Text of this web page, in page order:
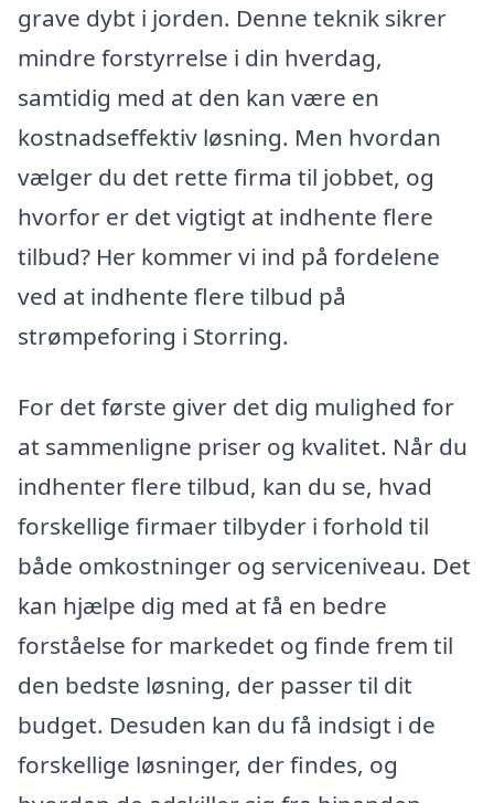
grave dybt i jorden. Denne teknik sikrer
mindre forstyrrelse i din hverdag,
samtidig med at den kan være en
kostnadseffektiv løsning. Men hvordan
vælger du det rette firma til jobbet, og
hvorfor er det vigtigt at indhente flere
tilbud? Her kommer vi ind på fordelene
ved at indhente flere tilbud på
strømpeforing i Storring.
For det første giver det dig mulighed for
at sammenligne priser og kvalitet. Når du
indhenter flere tilbud, kan du se, hvad
forskellige firmaer tilbyder i forhold til
både omkostninger og serviceniveau. Det
kan hjælpe dig med at få en bedre
forståelse for markedet og finde frem til
den bedste løsning, der passer til dit
budget. Desuden kan du få indsigt i de
forskellige løsninger, der findes, og